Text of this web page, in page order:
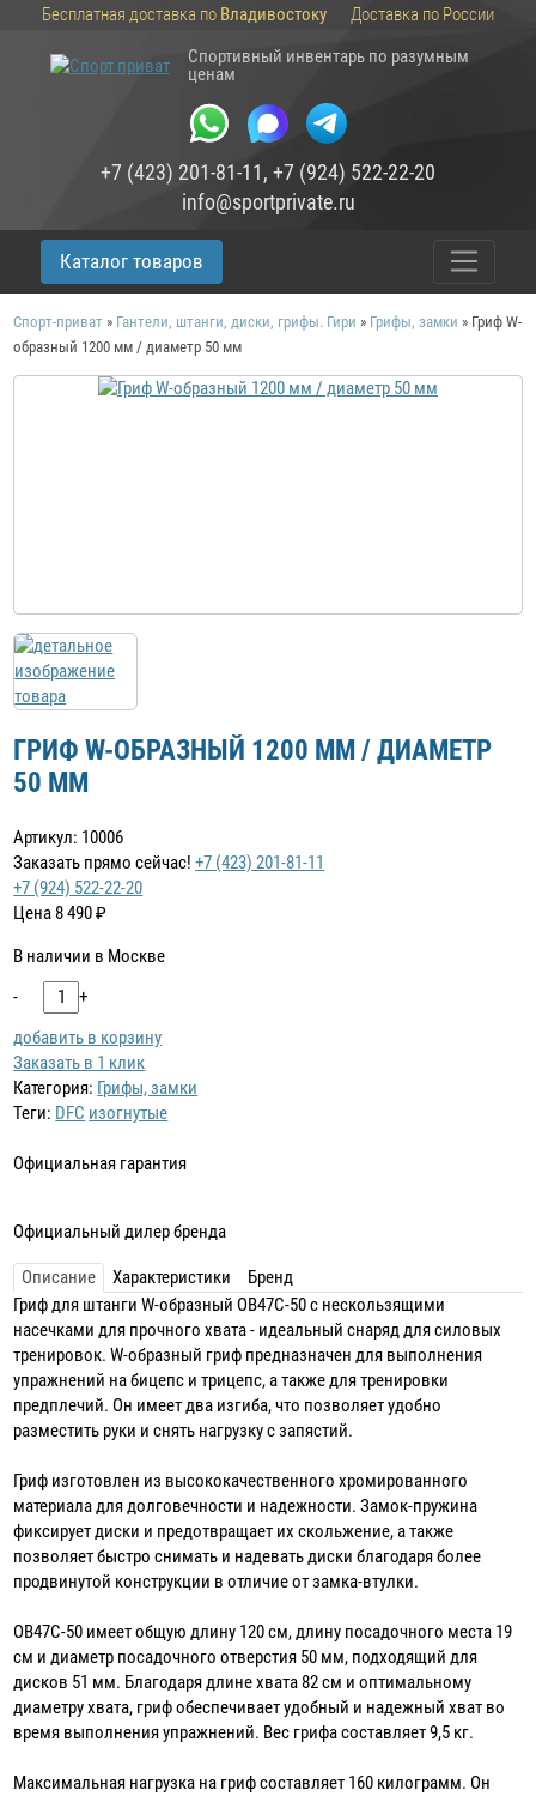
Бесплатная доставка по Владивостоку
Доставка по России
Спортивный инвентарь по разумным
ценам
+7 (423) 201-81-11, +7 (924) 522-22-20
info@sportprivate.ru
Каталог товаров
Спорт-приват » Гантели, штанги, диски, грифы. Гири » Грифы, замки » Гриф W-
образный 1200 мм / диаметр 50 мм
ГРИФ W-ОБРАЗНЫЙ 1200 ММ / ДИАМЕТР
50 ММ
Артикул: 10006
Заказать прямо сейчас! +7 (423) 201-81-11
+7 (924) 522-22-20
Цена 8 490₽
В наличии в Москве
-
+
добавить в корзину
Заказать в 1 клик
Категория: Грифы, замки
Теги: DFC изогнутые
Официальная гарантия
Официальный дилер бренда
Описание Характеристики
Бренд
Гриф для штанги W-образный OB47C-50 с нескользящими
насечками для прочного хвата - идеальный снаряд для силовых
тренировок. W-образный гриф предназначен для выполнения
упражнений на бицепс и трицепс, а также для тренировки
предплечий. Он имеет два изгиба, что позволяет удобно
разместить руки и снять нагрузку с запястий.
Гриф изготовлен из высококачественного хромированного
материала для долговечности и надежности. Замок-пружина
фиксирует диски и предотвращает их скольжение, а также
позволяет быстро снимать и надевать диски благодаря более
продвинутой конструкции в отличие от замка-втулки.
OB47C-50 имеет общую длину 120 см, длину посадочного места 19
см и диаметр посадочного отверстия 50 мм, подходящий для
дисков 51 мм. Благодаря длине хвата 82 см и оптимальному
диаметру хвата, гриф обеспечивает удобный и надежный хват во
время выполнения упражнений. Вес грифа составляет 9,5 кг.
Максимальная нагрузка на гриф составляет 160 килограмм. Он